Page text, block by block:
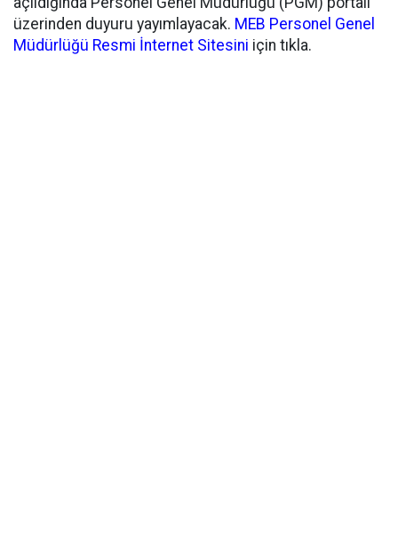
üzerinden duyuru yayımlayacak. MEB Personel Genel
Müdürlüğü Resmi İnternet Sitesini için tıkla.